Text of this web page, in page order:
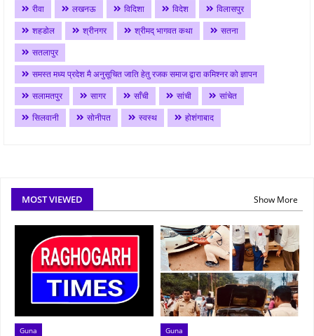
रीवा
लखनऊ विदिशा विदेश
विलासपुर
शहडोल
श्रीनगर श्रीमद् भागवत कथा
सतना
सतलापुर
समस्त मध्य प्रदेश मै अनुसूचित जाति हेतु रजक समाज द्वारा कमिश्नर को ज्ञापन
सलामतपुर
सागर साँची सांची
सांचेत
सिलवानी
सोनीपत स्वस्थ होशंगाबाद
MOST VIEWED Show More
Guna Guna